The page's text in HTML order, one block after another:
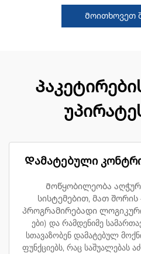
Მოითხოვეთ
Დამატებული
Მოწყობილეობა
სისტემებით, მათ
პროგრამირებადი
ები) და რამდენიმე
სთავაზობენ დამატებულ
ფუნქციებს, რაც საშუალებას